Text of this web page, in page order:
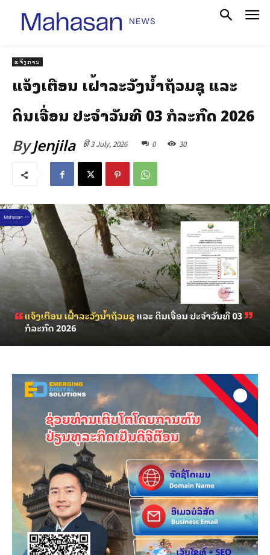
ແຈ້ງການ
ແຈ້ງເຕືອນ ເຝົ້າລະວັງນ້ຳຖ້ວມຊຸ ແລະ
ດິນເຈື່ອນ ປະຈໍາວັນທີ 03 ກໍລະກົດ 2026
ByJenjila ທີ 3 July, 2026 0 30